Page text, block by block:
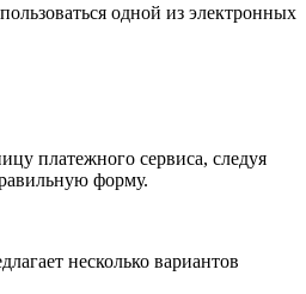
одной из электронных
платежного сервиса, следуя
форму.
несколько вариантов